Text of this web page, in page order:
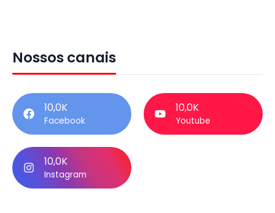
Nossos canais
10,0K
Facebook
10,0K
Youtube
10,0K
Instagram